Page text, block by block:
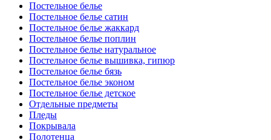
Постельное белье
Постельное белье сатин
Постельное белье жаккард
Постельное белье поплин
Постельное белье натуральное
Постельное белье вышивка, гипюр
Постельное белье бязь
Постельное белье эконом
Постельное белье детское
Отдельные предметы
Пледы
Покрывала
Полотенца